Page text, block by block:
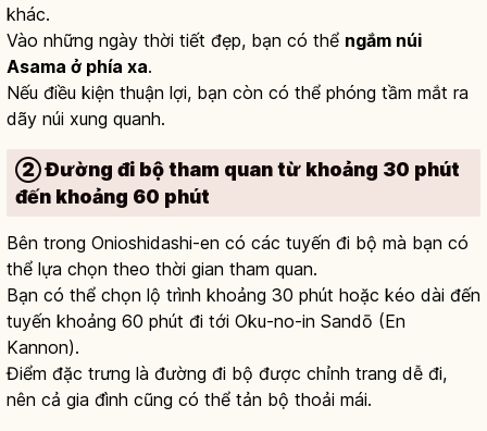
khác.
Vào những ngày thời tiết đẹp, bạn có thể ngắm núi
Asama ở phía xa.
Nếu điều kiện thuận lợi, bạn còn có thể phóng tầm mắt ra
dãy núi xung quanh.
② Đường đi bộ tham quan từ khoảng 30 phút
đến khoảng 60 phút
Bên trong Onioshidashi-en có các tuyến đi bộ mà bạn có
thể lựa chọn theo thời gian tham quan.
Bạn có thể chọn lộ trình khoảng 30 phút hoặc kéo dài đến
tuyến khoảng 60 phút đi tới Oku-no-in Sandō (En
Kannon).
Điểm đặc trưng là đường đi bộ được chỉnh trang dễ đi,
nên cả gia đình cũng có thể tản bộ thoải mái.